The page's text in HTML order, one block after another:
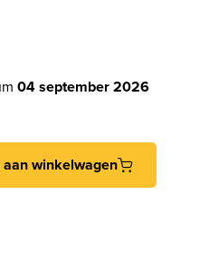
04 september 2026
rvs mat zwart aantal
aan winkelwagen